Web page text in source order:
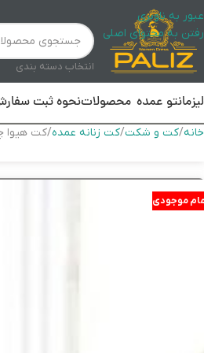
عبور به ناوبری
رفتن به محتوای اصلی
انتخاب دسته بندی
مانتو عمده محصولاتنحوه ثبت
خانه کت و شکت کت زنانه عمده کت هیوا
موجودی